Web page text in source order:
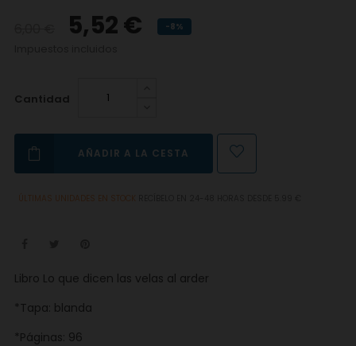
5,52 € -8%
Cantidad
AÑADIR A LA CESTA
ÚLTIMAS UNIDADES EN STOCK
Libro Lo que dicen las velas al arder
*Tapa: blanda
*Páginas: 96